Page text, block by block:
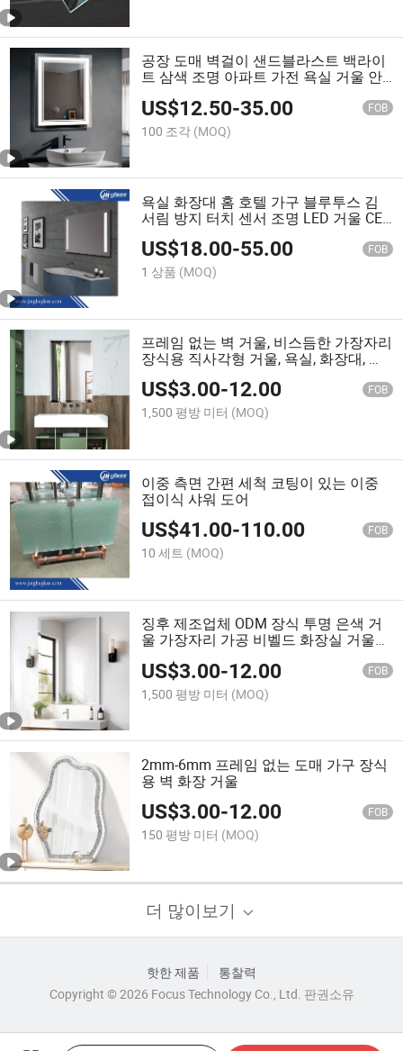
공장 도매 벽걸이 샌드블라스트 백라이
트 삼색 조명 아파트 가전 욕실 거울 안
US$12.50-35.00 FOB
100 조각 (MOQ)
욕실 화장대 홈 호텔 가구 블루투스 김
서림 방지 터치 센서 조명 LED 거울 CE
인증 포함
US$18.00-55.00 FOB
1 상품 (MOQ)
프레임 없는 벽 거울, 비스듬한 가장자리
장식용 직사각형 거울, 욕실, 화장대, 거
US$3.00-12.00 FOB
1,500 평방 미터 (MOQ)
이중 측면 간편 세척 코팅이 있는 이중
접이식 샤워 도어
US$41.00-110.00 FOB
10 세트 (MOQ)
징후 제조업체 ODM 장식 투명 은색 거
울 가장자리 가공 비벨드 화장실 거울
US$3.00-12.00 FOB
1,500 평방 미터 (MOQ)
2mm-6mm 프레임 없는 도매 가구 장식
용 벽 화장 거울
US$3.00-12.00 FOB
150 평방 미터 (MOQ)
더 많이보기
핫한 제품
통찰력
Copyright © 2026 Focus Technology Co., Ltd. 판권소유